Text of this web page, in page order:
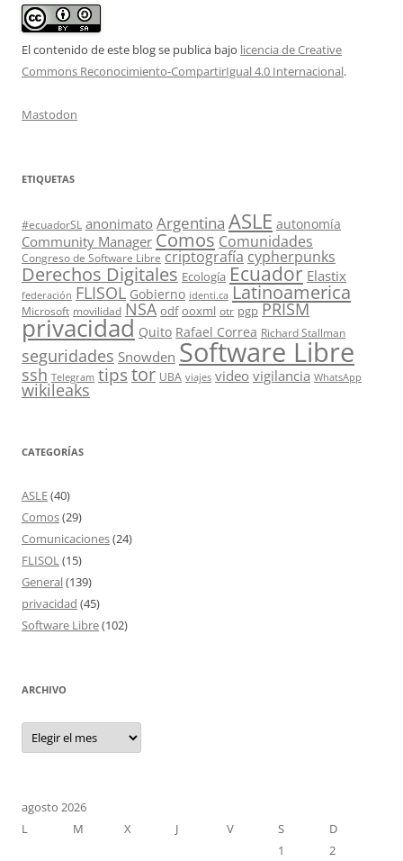
El contenido de este blog se publica bajo licencia de Creative
Commons Reconocimiento-CompartirIgual 4.0 Internacional.
Mastodon
ETIQUETAS
#ecuadorSL anonimato Argentina ASLE autonomía
Community Manager Comos Comunidades
Congreso de Software Libre criptografía cypherpunks
Derechos Digitales Ecología Ecuador Elastix
federación FLISOL Gobierno identi.ca Latinoamerica
Microsoft movilidad NSA odf ooxml otr pgp PRISM
privacidad Quito Rafael Correa Richard Stallman
seguridades Snowden Software Libre
ssh Telegram tips tor UBA viajes video vigilancia WhatsApp
wikileaks
CATEGORÍAS
ASLE(40)
Comos(29)
Comunicaciones(24)
FLISOL(15)
General(139)
privacidad (45)
Software Libre(102)
ARCHIVO
Archivo
agosto 2026
L
M X J V S
D
1
2